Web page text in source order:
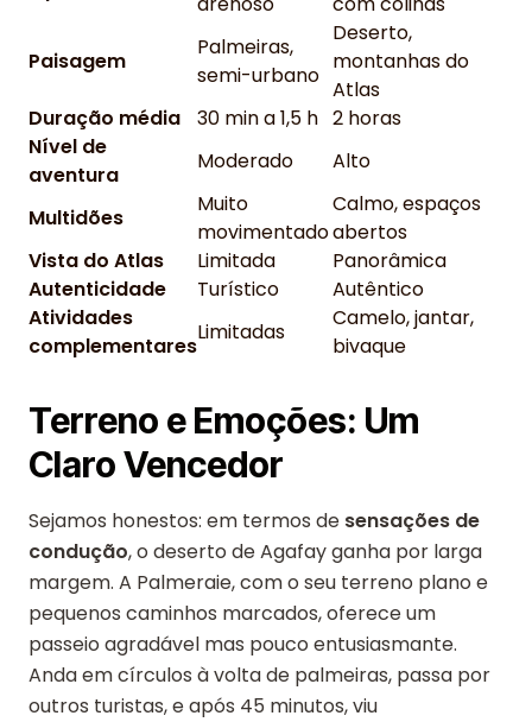
Paisagem
Palmeiras,
semi-urbano
Deserto,
montanhas do
Atlas
Duração média
30 min a 1,5 h 2 horas
Nível de
aventura
Moderado Alto
Multidões
Muito
movimentado
Calmo, espaços
abertos
Vista do Atlas
Limitada
Panorâmica
Autenticidade
Turístico
Autêntico
Atividades
complementares
Limitadas
Camelo, jantar,
bivaque
Terreno e Emoções: Um
Claro Vencedor
Sejamos honestos: em termos de sensações de
condução, o deserto de Agafay ganha por larga
margem. A Palmeraie, com o seu terreno plano e
pequenos caminhos marcados, oferece um
passeio agradável mas pouco entusiasmante.
Anda em círculos à volta de palmeiras, passa por
outros turistas, e após 45 minutos, viu